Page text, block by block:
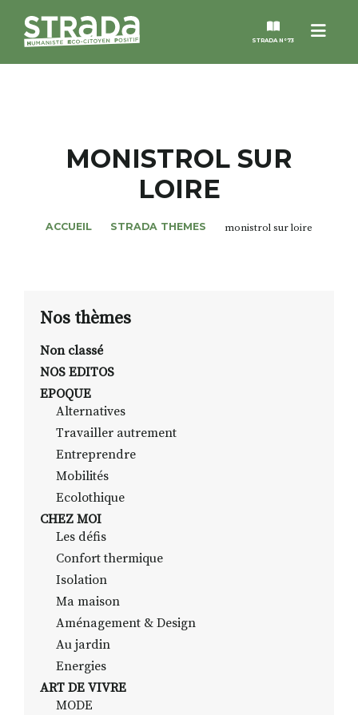
Menu
STRADA N°73
MAGAZINES
RECHERCHER
S'INSCRIRE À LA NEWSLETTER
MONISTROL SUR
LOIRE
ACCUEIL STRADA THEMES monistrol sur loire
Nos thèmes
Non classé
NOS EDITOS
EPOQUE
Alternatives
Travailler autrement
Entreprendre
Mobilités
Ecolothique
CHEZ MOI
Les défis
Confort thermique
Isolation
Ma maison
Aménagement & Design
Au jardin
Energies
ART DE VIVRE
MODE